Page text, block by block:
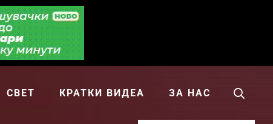
СВЕТ КРАТКИ ВИДЕА ЗА НАС